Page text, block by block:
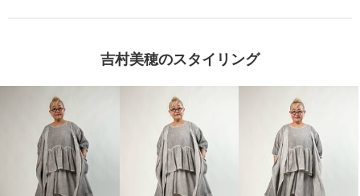
吉村美穂のスタイリング